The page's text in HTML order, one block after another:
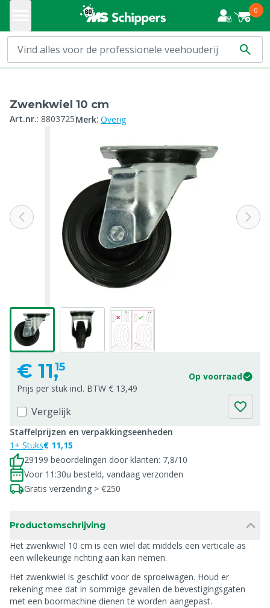
0
Zwenkwiel 10 cm
Art.nr.: 8803725Merk: Overig
€ 11,15
Op voorraad
Prijs per stuk incl. BTW € 13,49
Vergelijk
Staffelprijzen en verpakkingseenheden
1+ Stuks€ 11,15
29199 beoordelingen door klanten: 7,8/10
Voor 11:30u besteld, vandaag verzonden
Gratis verzending > €250
Productomschrijving
Het zwenkwiel 10 cm is een wiel dat middels een verticale as
een willekeurige richting aan kan nemen.
Het zwenkwiel is geschikt voor de sproeiwagen. Houd er
rekening mee dat in sommige gevallen de bevestigingsgaten
met een boormachine dienen te worden aangepast.